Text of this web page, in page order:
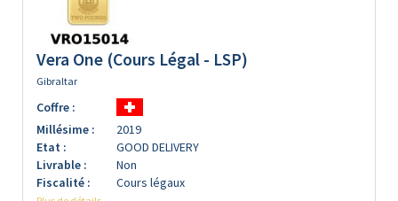
Vera One (Cours Légal - LSP)
Gibraltar
Coffre :
Millésime :
2019
Etat :
GOOD DELIVERY
Livrable :
Non
Fiscalité :
Cours légaux